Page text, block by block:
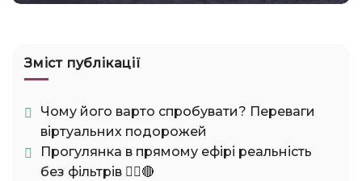
Зміст публікації
Чому його варто спробувати? Переваги
віртуальних подорожей
Прогулянка в прямому ефірі реальність
без фільтрів 🚶‍♂️🔴